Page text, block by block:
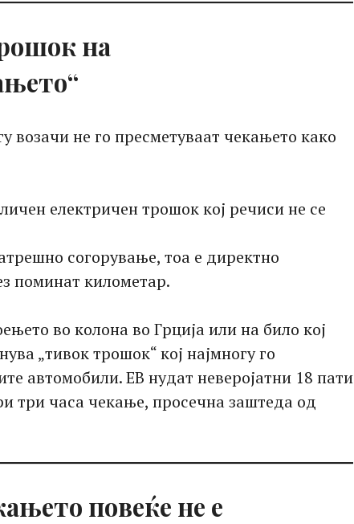
на
возачи не го пресметуваат чекањето како
електричен трошок кој речиси не се
согорување, тоа е директно
поминат километар.
во колона во Грција или на било кој
„тивок трошок“ кој најмногу го
автомобили. ЕВ нудат неверојатни 18 пати
три часа чекање, просечна заштеда од
повеќе не е